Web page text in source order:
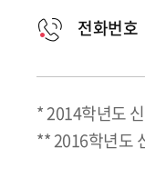
전화번호
* 2014학년도
** 2016학년도